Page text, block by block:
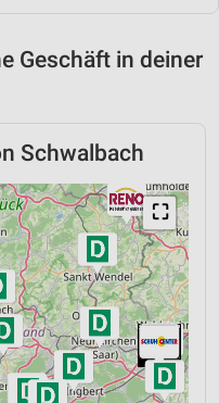
Geschäft in deiner
Schwalbach
⛶